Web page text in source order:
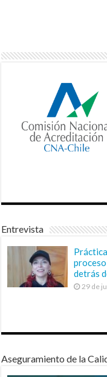
Entrevista
detrás
29 de
Aseguramiento de la